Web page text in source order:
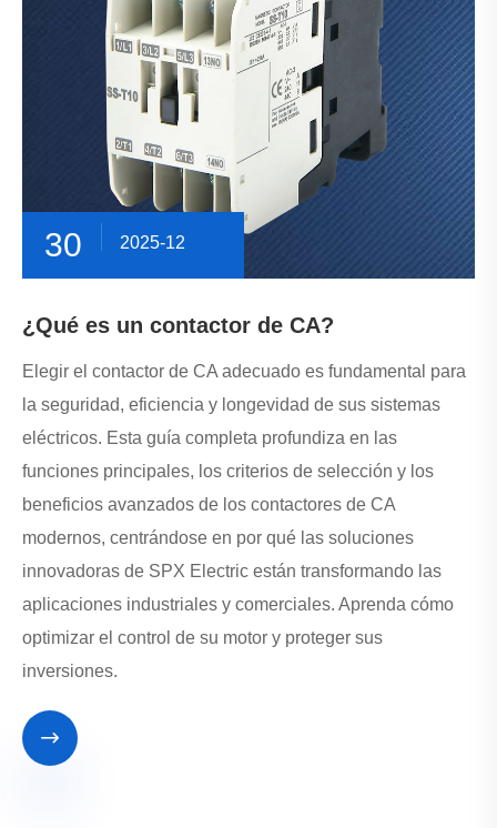
30 2025-12
¿Qué es un contactor de CA?
Elegir el contactor de CA adecuado es fundamental para
la seguridad, eficiencia y longevidad de sus sistemas
eléctricos. Esta guía completa profundiza en las
funciones principales, los criterios de selección y los
beneficios avanzados de los contactores de CA
modernos, centrándose en por qué las soluciones
innovadoras de SPX Electric están transformando las
aplicaciones industriales y comerciales. Aprenda cómo
optimizar el control de su motor y proteger sus
inversiones.
